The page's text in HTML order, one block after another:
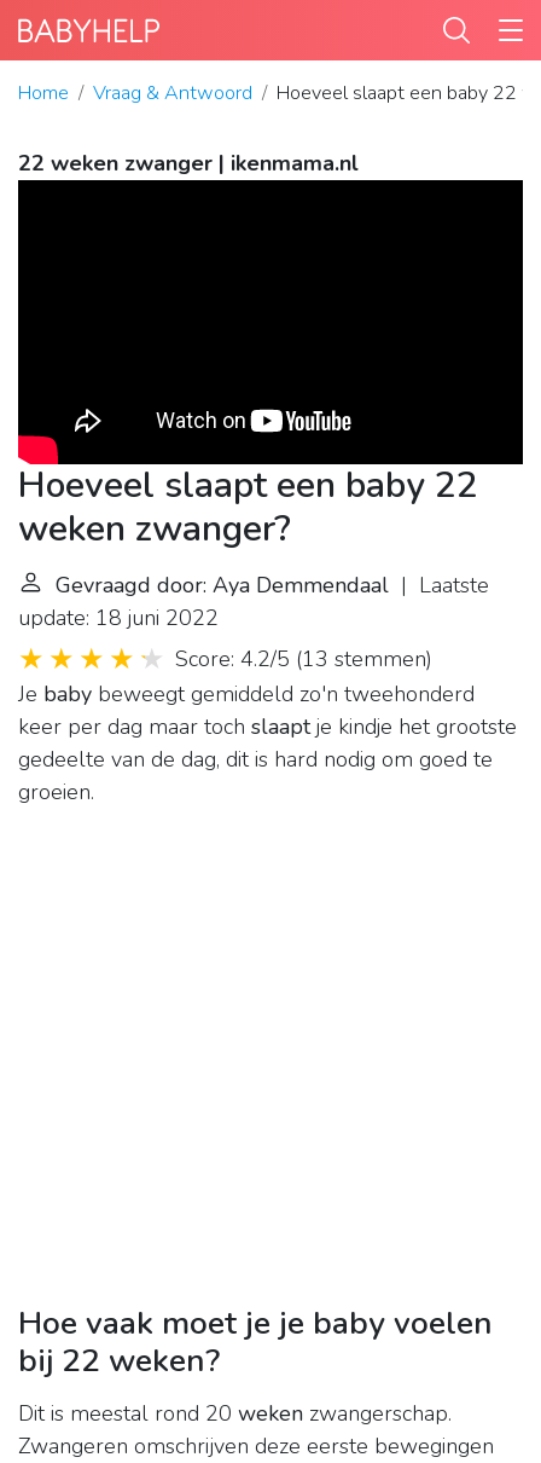
Home Vraag & Antwoord Hoeveel slaapt een baby 22
22 weken zwanger | ikenmama.nl
Hoeveel slaapt een baby 22
weken zwanger?
Gevraagd door: Aya Demmendaal | Laatste
update: 18 juni 2022
Score: 4.2/5 (13 stemmen)
Je baby beweegt gemiddeld zo'n tweehonderd
keer per dag maar toch slaaptje kindje het grootste
gedeelte van de dag, dit is hard nodig om goed te
groeien.
Hoe vaak moet je je baby voelen
bij 22 weken?
Dit is meestal rond 20 weken zwangerschap.
Zwangeren omschrijven deze eerste bewegingen